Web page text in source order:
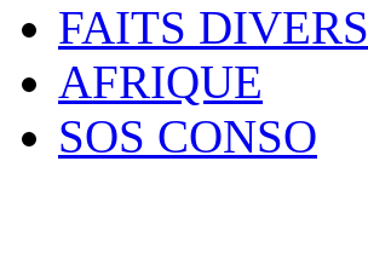
FAITS DIVERS
AFRIQUE
SOS CONSO